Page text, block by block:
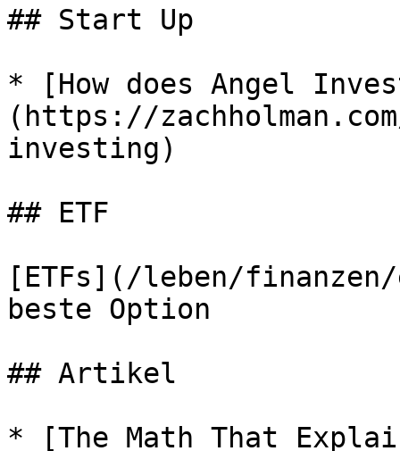
## Start Up
* [How does Angel
(https://
investing)
## ETF
[ETFs](/leben/
beste Option
## Artikel
* [The Math That